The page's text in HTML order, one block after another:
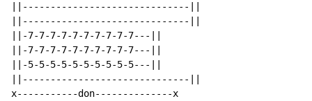
||------------------------------||
||------------------------------||
||-7-7-7-7-7-7-7-7-7-7---||
||-7-7-7-7-7-7-7-7-7-7---||
||-5-5-5-5-5-5-5-5-5-5---||
||------------------------------||
x-----------don--------------x